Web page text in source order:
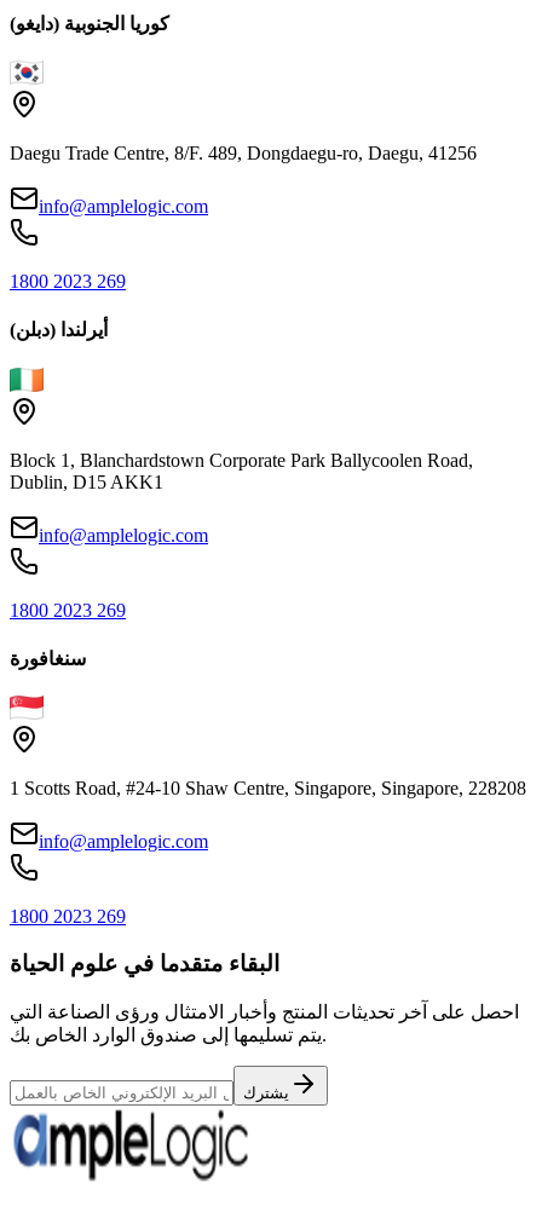
كوريا الجنوبية (دايغو)
Daegu Trade Centre, 8/F. 489, Dongdaegu-ro, Daegu, 41256
info@amplelogic.com
1800 2023 269
أيرلندا (دبلن)
Block 1, Blanchardstown Corporate Park Ballycoolen Road,
Dublin, D15 AKK1
info@amplelogic.com
1800 2023 269
سنغافورة
1 Scotts Road, #24-10 Shaw Centre, Singapore, Singapore, 228208
info@amplelogic.com
1800 2023 269
البقاء متقدما في علوم الحياة
احصل على آخر تحديثات المنتج وأخبار الامتثال ورؤى الصناعة التي
يتم تسليمها إلى صندوق الوارد الخاص بك.
يشترك